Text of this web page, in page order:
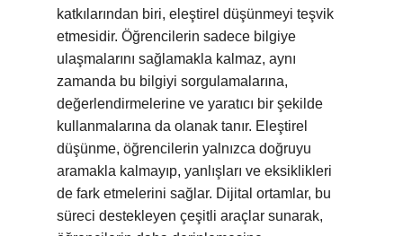
katkılarından biri, eleştirel düşünmeyi teşvik
etmesidir. Öğrencilerin sadece bilgiye
ulaşmalarını sağlamakla kalmaz, aynı
zamanda bu bilgiyi sorgulamalarına,
değerlendirmelerine ve yaratıcı bir şekilde
kullanmalarına da olanak tanır. Eleştirel
düşünme, öğrencilerin yalnızca doğruyu
aramakla kalmayıp, yanlışları ve eksiklikleri
de fark etmelerini sağlar. Dijital ortamlar, bu
süreci destekleyen çeşitli araçlar sunarak,